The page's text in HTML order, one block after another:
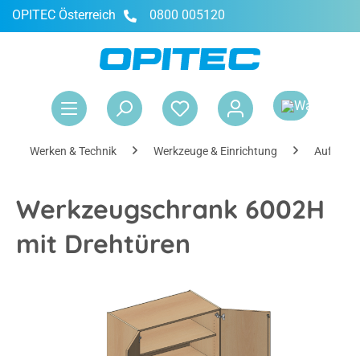
springen
OPITEC Österreich 0800 005120
Werken & Technik Werkzeuge & Einrichtung
Werkzeugschrank 6002H
mit Drehtüren